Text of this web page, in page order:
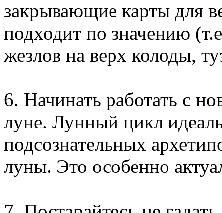
закрывающие карты для
подходит по значению
жезлов на верх колоды,
6. Начинать работать с
луне. Лунный цикл
подсознательных
луны. Это особенно